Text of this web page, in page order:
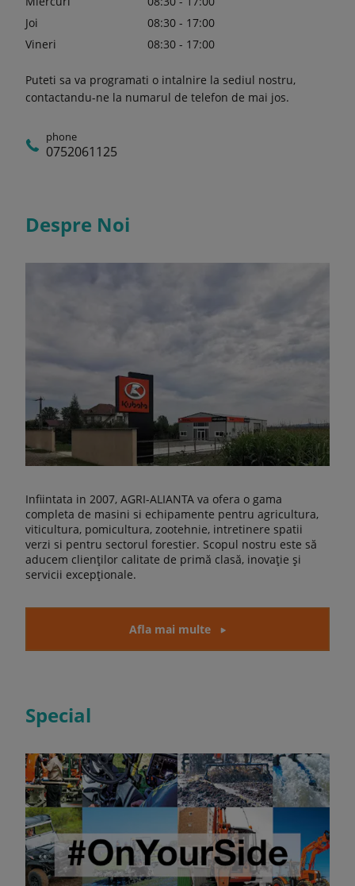
Joi
08:30 - 17:00
Vineri
08:30 - 17:00
Puteti sa va programati o intalnire la sediul nostru,
contactandu-ne la numarul de telefon de mai jos.
phone
0752061125
Despre Noi
Infiintata in 2007, AGRI-ALIANTA va ofera o gama
completa de masini si echipamente pentru agricultura,
viticultura, pomicultura, zootehnie, intretinere spatii
verzi si pentru sectorul forestier. Scopul nostru este să
aducem clienților calitate de primă clasă, inovație și
servicii excepționale.
Afla mai multe
Special